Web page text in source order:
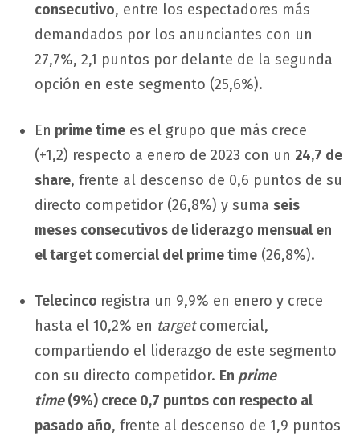
consecutivo, entre los espectadores más
demandados por los anunciantes con un
27,7%, 2,1 puntos por delante de la segunda
opción en este segmento (25,6%).
En prime time es el grupo que más crece
(+1,2) respecto a enero de 2023 con un 24,7 de
share, frente al descenso de 0,6 puntos de su
directo competidor (26,8%) y suma seis
meses consecutivos de liderazgo mensual en
el target comercial del prime time (26,8%).
Telecinco registra un 9,9% en enero y crece
hasta el 10,2% en targetcomercial,
compartiendo el liderazgo de este segmento
con su directo competidor. En prime
time(9%) crece 0,7 puntos con respecto al
pasado año, frente al descenso de 1,9 puntos